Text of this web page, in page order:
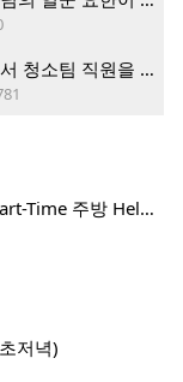
레드몬드에 위치한 커머셜 클리닝 업체에서 청소팀 직원을 모집합니다.
방 Helper 구합니다.
저녁)